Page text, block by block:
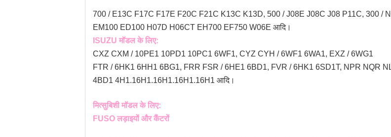
700 / E13C F17C F17E F20C F21C K13C K13D, 500 / J08E J08C J08 P11C, 300 /
EM100 ED100 H07D H06CT EH700 EF750 W06E आदि।
ISUZU मॉडल के लिए:
CXZ CXM / 10PE1 10PD1 10PC1 6WF1, CYZ CYH / 6WF1 6WA1, EXZ / 6WG1
FTR / 6HK1 6HH1 6BG1, FRR FSR / 6HE1 6BD1, FVR / 6HK1 6SD1T, NPR NQR
4BD1 4H1.16H1.16H1.16H1.16H1 आदि।
मित्सुबिशी मॉडल के लिए:
FUSO लड़ाइयों और कैंटरों